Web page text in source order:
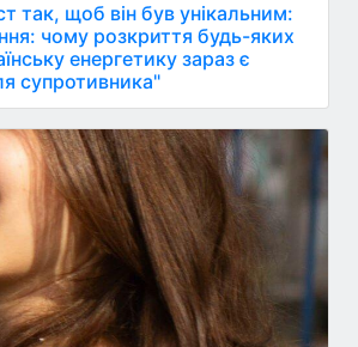
так, щоб він був унікальним:
чому розкриття будь-яких
енергетику зараз є
супротивника"